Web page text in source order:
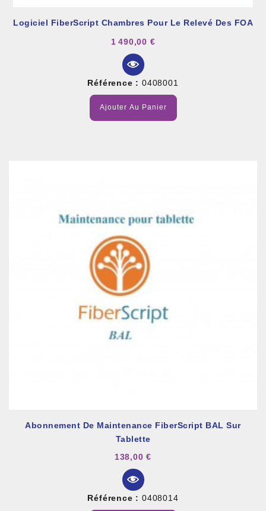
Logiciel FiberScript Chambres Pour Le Relevé Des FOA
1 490,00 €
Référence : 0408001
Ajouter Au Panier
Abonnement De Maintenance FiberScript BAL Sur
Tablette
138,00 €
Référence : 0408014